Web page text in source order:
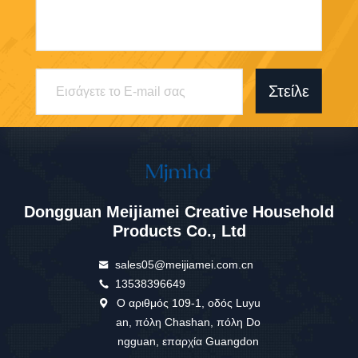
Στείλε
Dongguan Meijiamei Creative Household
Products Co., Ltd
sales05@meijiamei.com.cn
13538396649
Ο αριθμός 109-1, οδός Luyu
an, πόλη Chashan, πόλη Do
ngguan, επαρχία Guangdon